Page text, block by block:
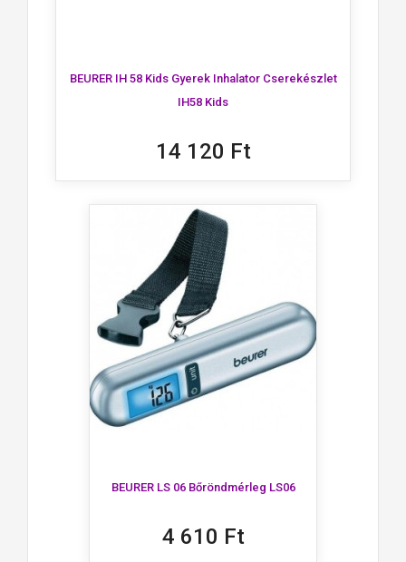
BEURER IH 58 Kids Gyerek Inhalator Cserekészlet
IH58 Kids
14 120 Ft
BEURER LS 06 Bőröndmérleg LS06
4 610 Ft